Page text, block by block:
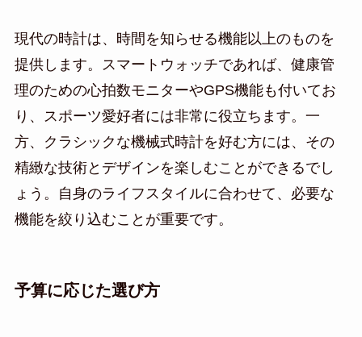
現代の時計は、時間を知らせる機能以上のものを
提供します。スマートウォッチであれば、健康管
理のための心拍数モニターやGPS機能も付いてお
り、スポーツ愛好者には非常に役立ちます。一
方、クラシックな機械式時計を好む方には、その
精緻な技術とデザインを楽しむことができるでし
ょう。自身のライフスタイルに合わせて、必要な
機能を絞り込むことが重要です。
予算に応じた選び方